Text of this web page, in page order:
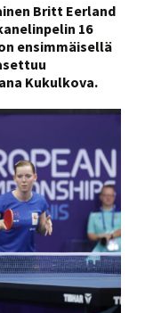
Britt Eerland
16
ensimmäisellä
Kukulkova.